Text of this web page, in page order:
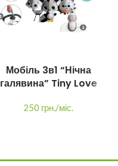
Мобіль 3в1 “Нічна
галявина” Tiny Love
250 грн./міс.